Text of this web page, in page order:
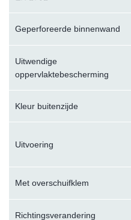
Geperforeerde binnenwand
Uitwendige
oppervlaktebescherming
Kleur buitenzijde
Uitvoering
Met overschuifklem
Richtingsverandering